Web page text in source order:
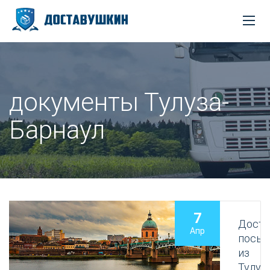
документы Тулуза-
Барнаул
7
Апр
из